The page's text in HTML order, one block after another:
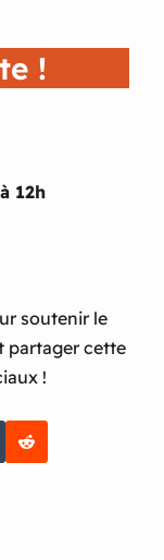
!
12h
soutenir le
partager cette
!